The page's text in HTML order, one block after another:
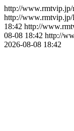
http://www.rmtvip.jp/
http://
18:42 http://
08-08 18:42 http://
2026-08-08 18:42